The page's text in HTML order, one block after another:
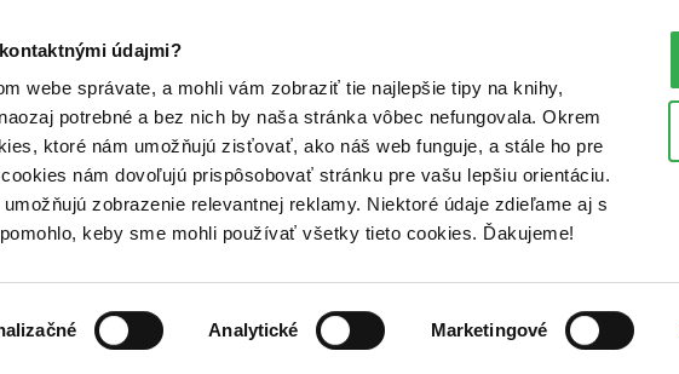
údajmi?
webe správate, a mohli vám zobraziť tie najlepšie tipy na knihy,
potrebné a bez nich by naša stránka vôbec nefungovala. Okrem
ktoré nám umožňujú zisťovať, ako náš web funguje, a stále ho pre
nám dovoľujú prispôsobovať stránku pre vašu lepšiu orientáciu.
zobrazenie relevantnej reklamy. Niektoré údaje zdieľame aj s
keby sme mohli používať všetky tieto cookies. Ďakujeme!
Analytické Marketingové